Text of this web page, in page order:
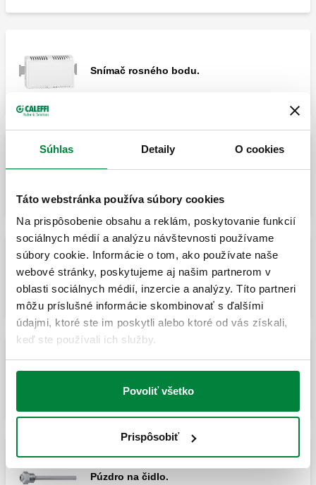
Súhlas Detaily O cookies
Táto webstránka používa súbory cookies
Na prispôsobenie obsahu a reklám, poskytovanie funkcií
sociálnych médií a analýzu návštevnosti používame
súbory cookie. Informácie o tom, ako používate naše
webové stránky, poskytujeme aj našim partnerom v
oblasti sociálnych médií, inzercie a analýzy. Títo partneri
môžu príslušné informácie skombinovať s ďalšími
údajmi, ktoré ste im poskytli alebo ktoré od vás získali,
keď ste používali ich služby.
Povoliť všetko
Prispôsobiť
Snímač rosného bodu.
Diaľkový ovládač.
snímač Pt1000, Ø6 mm.
Príslušenstvo pre regulátor s kódom
Púzdro na čidlo.